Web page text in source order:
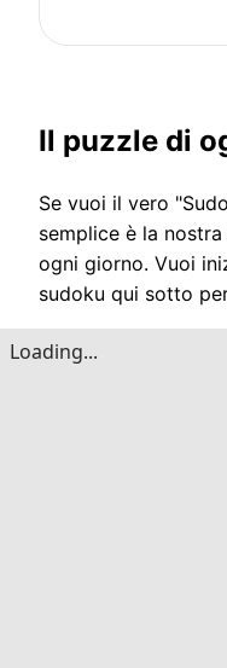
Il puzzle di
Se vuoi il vero
semplice è la
ogni giorno. Vuoi
sudoku qui sotto